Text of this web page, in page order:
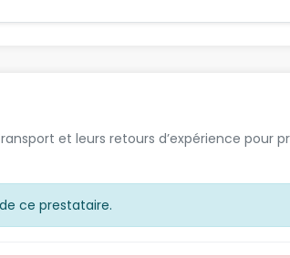
et leurs retours d’expérience pour
ce prestataire.